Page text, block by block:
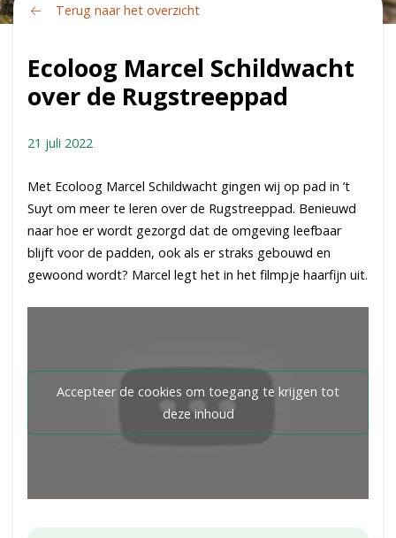
Terug naar het overzicht
Ecoloog Marcel Schildwacht
over de Rugstreeppad
21 juli 2022
Met Ecoloog Marcel Schildwacht gingen wij op pad in ’t
Suyt om meer te leren over de Rugstreeppad. Benieuwd
naar hoe er wordt gezorgd dat de omgeving leefbaar
blijft voor de padden, ook als er straks gebouwd en
gewoond wordt? Marcel legt het in het filmpje haarfijn uit.
Accepteer de cookies om toegang te krijgen tot
deze inhoud